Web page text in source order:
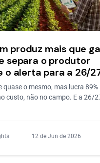
produz mais que
separa o produtor
o alerta para a 26/
quase o mesmo, mas lucra
custo, não no campo. E a 26/
12 de Jun de 2026